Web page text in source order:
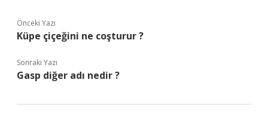
Önceki Yazı
Küpe çiçeğini ne coşturur ?
Sonraki Yazı
Gasp diğer adı nedir ?